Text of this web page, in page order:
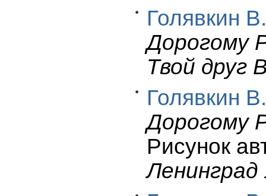
Голявкин
Дорогому
Твой друг
Голявкин
Дорогому
Рисунок
Ленинград